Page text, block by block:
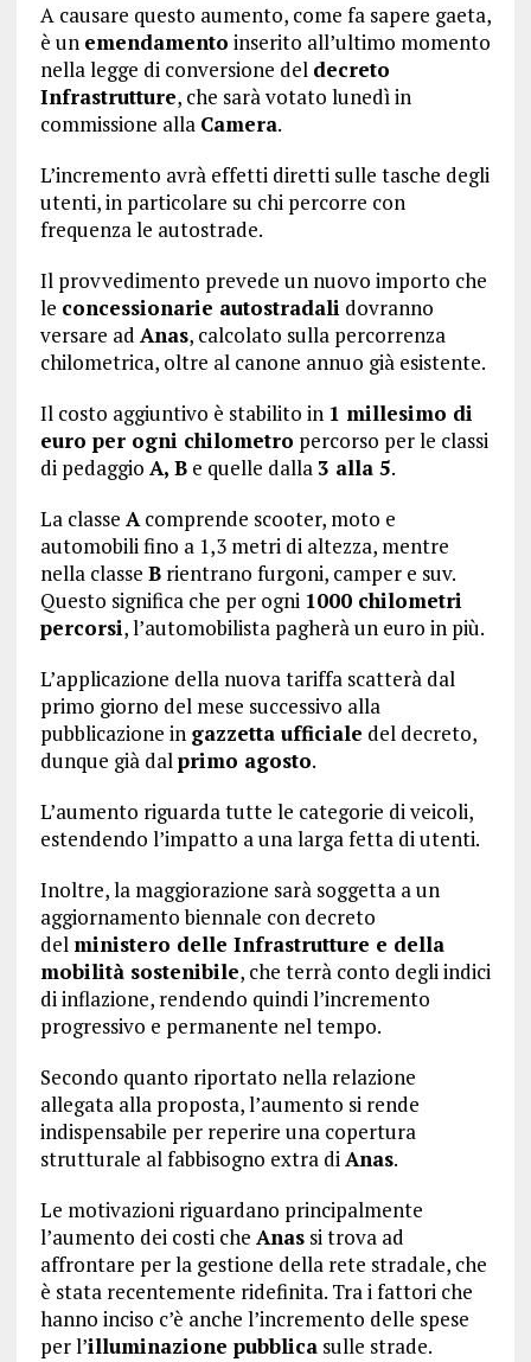
A causare questo aumento, come fa sapere gaeta,
è un emendamento inserito all’ultimo momento
nella legge di conversione del decreto
Infrastrutture, che sarà votato lunedì in
commissione alla Camera.
L’incremento avrà effetti diretti sulle tasche degli
utenti, in particolare su chi percorre con
frequenza le autostrade.
Il provvedimento prevede un nuovo importo che
le concessionarie autostradali dovranno
versare ad Anas, calcolato sulla percorrenza
chilometrica, oltre al canone annuo già esistente.
Il costo aggiuntivo è stabilito in 1 millesimo di
euro per ogni chilometro percorso per le classi
di pedaggio A, Be quelle dalla3 alla 5.
La classe Acomprende scooter, moto e
automobili fino a 1,3 metri di altezza, mentre
nella classe Brientrano furgoni, camper e suv.
Questo significa che per ogni 1000 chilometri
percorsi, l’automobilista pagherà un euro in più.
L’applicazione della nuova tariffa scatterà dal
primo giorno del mese successivo alla
pubblicazione in gazzetta ufficiale del decreto,
dunque già dalprimo agosto.
L’aumento riguarda tutte le categorie di veicoli,
estendendo l’impatto a una larga fetta di utenti.
Inoltre, la maggiorazione sarà soggetta a un
aggiornamento biennale con decreto
del ministero delle Infrastrutture e della
mobilità sostenibile, che terrà conto degli indici
di inflazione, rendendo quindi l’incremento
progressivo e permanente nel tempo.
Secondo quanto riportato nella relazione
allegata alla proposta, l’aumento si rende
indispensabile per reperire una copertura
strutturale al fabbisogno extra diAnas.
Le motivazioni riguardano principalmente
l’aumento dei costi che Anassi trova ad
affrontare per la gestione della rete stradale, che
è stata recentemente ridefinita. Tra i fattori che
hanno inciso c’è anche l’incremento delle spese
per l’illuminazione pubblicasulle strade.